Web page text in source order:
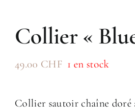
Collier «
49.00 CHF 1 en stock
Collier sautoir chaîne doré